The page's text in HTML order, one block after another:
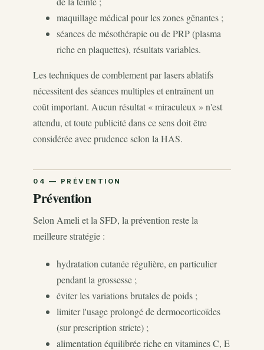
maquillage médical pour les zones gênantes ;
séances de mésothérapie ou de PRP (plasma
riche en plaquettes), résultats variables.
Les techniques de comblement par lasers ablatifs
nécessitent des séances multiples et entraînent un
coût important. Aucun résultat « miraculeux » n'est
attendu, et toute publicité dans ce sens doit être
considérée avec prudence selon la HAS.
Prévention
Selon Ameli et la SFD, la prévention reste la
meilleure stratégie :
hydratation cutanée régulière, en particulier
pendant la grossesse ;
éviter les variations brutales de poids ;
limiter l'usage prolongé de dermocorticoïdes
(sur prescription stricte) ;
alimentation équilibrée riche en vitamines C, E